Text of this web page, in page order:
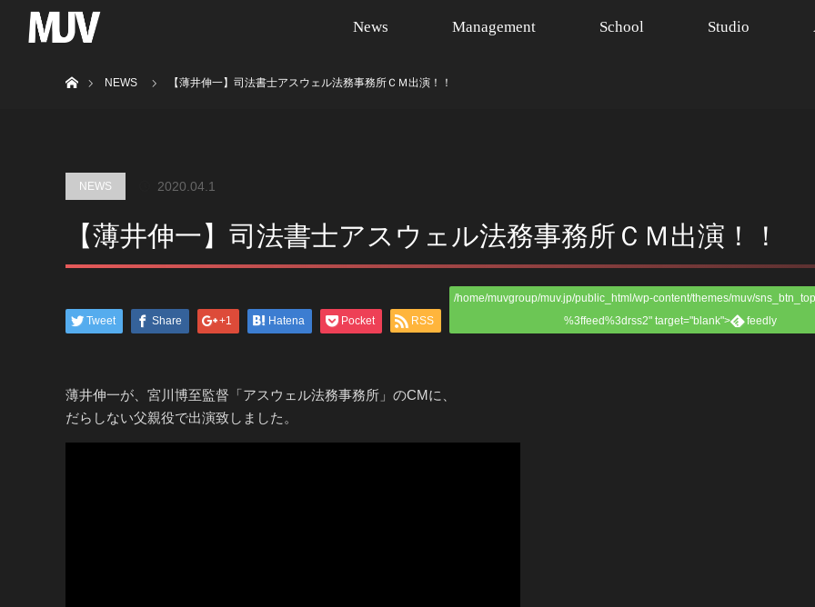
News Management School Studio
NEWS
【薄井伸一】司法書士アスウェル法務事務所ＣＭ出演！！
NEWS 2020.04.1
【薄井伸一】司法書士アスウェル法務事務所ＣＭ出演！！
Tweet Share +1 Hatena Pocket RSS
/home/muvgroup/muv.jp/public_html/wp-content/themes/muv/
%3ffeed%3drss2" target="blank">
feedly
薄井伸一が、宮川博至監督「アスウェル法務事務所」のCMに、
だらしない父親役で出演致しました。